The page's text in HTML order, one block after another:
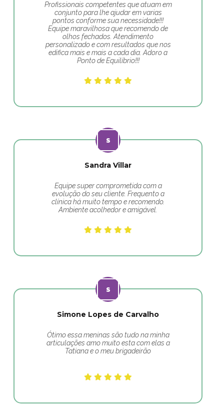
Profissionais competentes que atuam em
conjunto para lhe ajudar em varias
pontos conforme sua necessidade!!!
Equipe maravilhosa que recomendo de
olhos fechados. Atendimento
personalizado e com resultados que nos
edifica mais e mais a cada dia. Adoro a
Ponto de Equilíbrio!!!
Sandra Villar
Equipe super comprometida com a
evolução do seu cliente. Frequento a
clínica há muito tempo e recomendo.
Ambiente acolhedor e amigável.
Simone Lopes de Carvalho
Ótimo essa meninas são tudo na minha
articulações amo muito esta com elas a
Tatiana e o meu brigadeirão